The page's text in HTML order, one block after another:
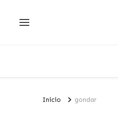
Inicio gondar